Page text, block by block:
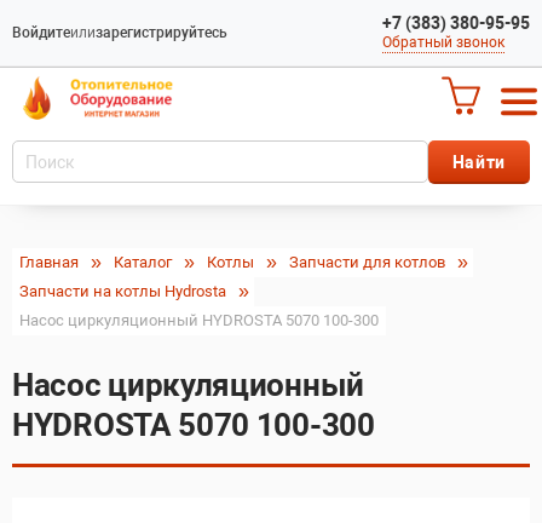
Войдитеилизарегистрируйтесь +7 (383) 380-95-95
Обратный звонок
Главная Каталог Котлы
Запчасти для котлов
Запчасти на котлы Hydrosta
Насос циркуляционный HYDROSTA 5070 100-300
Насос циркуляционный
HYDROSTA 5070 100-300